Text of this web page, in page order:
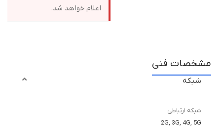
اعلام خواهد شد.
مشخصات فنی
شبکه
شبکه ارتباطی
2G, 3G, 4G, 5G